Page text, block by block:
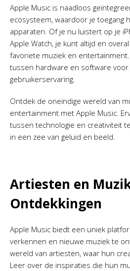
Apple Music is naadloos
ecosysteem, waardoor je toegang
apparaten. Of je nu luistert op je
Apple Watch, je kunt altijd en
favoriete muziek en
tussen hardware en software
gebruikerservaring.
Ontdek de oneindige wereld van
entertainment met Apple Music.
tussen technologie en creativiteit
in een zee van geluid en beeld.
Artiesten en
Ontdekkingen
Apple Music biedt een uniek
verkennen en nieuwe muziek te
wereld van artiesten, waar hun
Leer over de inspiraties die hun